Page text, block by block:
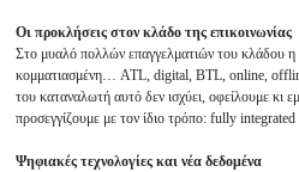
Οι προκλήσεις στον κλάδο της επικοινωνίας
Στο μυαλό πολλών επαγγελματιών του κλάδου η
κομματιασμένη… ATL, digital, BTL, online,
του καταναλωτή αυτό δεν ισχύει, οφείλουμε κι
προσεγγίζουμε με τον ίδιο τρόπο: fully integrated
Ψηφιακές τεχνολογίες και νέα δεδομένα